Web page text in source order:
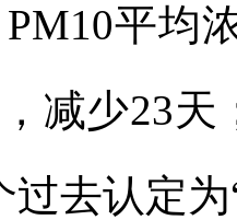
平均
减少23天
过去认定